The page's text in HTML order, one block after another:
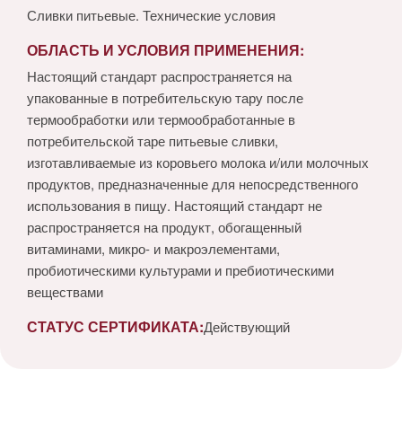
Сливки питьевые. Технические условия
ОБЛАСТЬ И УСЛОВИЯ ПРИМЕНЕНИЯ:
Настоящий стандарт распространяется на
упакованные в потребительскую тару после
термообработки или термообработанные в
потребительской таре питьевые сливки,
изготавливаемые из коровьего молока и/или молочных
продуктов, предназначенные для непосредственного
использования в пищу. Настоящий стандарт не
распространяется на продукт, обогащенный
витаминами, микро- и макроэлементами,
пробиотическими культурами и пребиотическими
веществами
СТАТУС СЕРТИФИКАТА:Действующий